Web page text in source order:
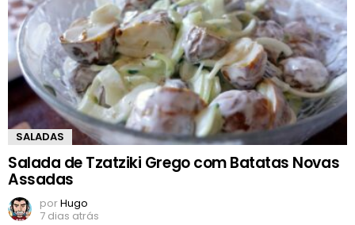
SALADAS
Salada de Tzatziki Grego com Batatas Novas
Assadas
porHugo
7 dias atrás